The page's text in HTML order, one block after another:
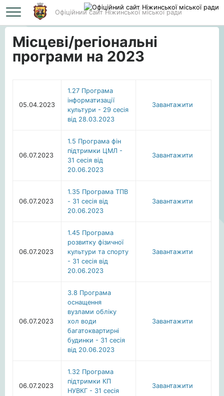
Офіційний сайт Ніжинської міської ради
Головна Місцеві/регіональні програми на 2023
Місцеві/регіональні
програми на 2023
05.04.2023
1.27 Програма
інформатизації
культури - 29 сесія
від 28.03.2023
Завантажити
06.07.2023
1.5 Програма фін
підтримки ЦМЛ -
31 сесія від
20.06.2023
Завантажити
06.07.2023
1.35 Програма ТПВ
- 31 сесія від
20.06.2023
Завантажити
06.07.2023
1.45 Програма
розвитку фізичної
культури та спорту
- 31 сесія від
20.06.2023
Завантажити
06.07.2023
3.8 Програма
оснащення
вузлами обліку
хол води
багатоквартирні
будинки - 31 сесія
від 20.06.2023
Завантажити
06.07.2023
1.32 Програма
підтримки КП
НУВКГ - 31 сесія
Завантажити